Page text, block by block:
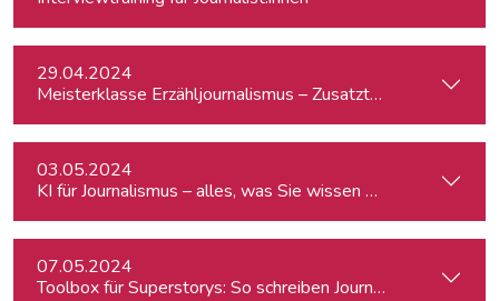
29.04.2024
Meisterklasse Erzähljournalismus – Zusatztermin
03.05.2024
KI für Journalismus – alles, was Sie wissen müssen
07.05.2024
Toolbox für Superstorys: So schreiben Journalist:innen